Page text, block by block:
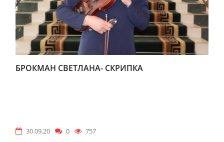
БРОКМАН СВЕТЛАНА- СКРИПКА
30.09.20 0 757